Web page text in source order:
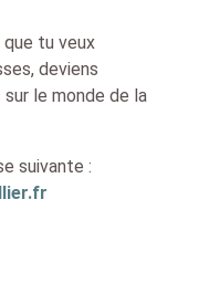
que tu veux
deviens
sur le monde de la
suivante :